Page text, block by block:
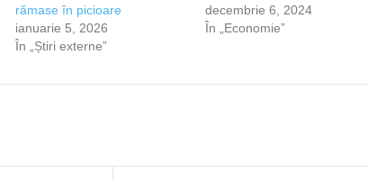
rămase în picioare
ianuarie 5, 2026
În „Știri externe”
decembrie 6, 2024
În „Economie”